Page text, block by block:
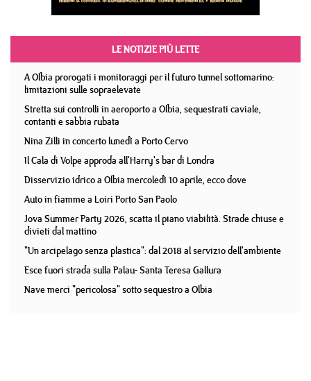
LE NOTIZIE PIÙ LETTE
A Olbia prorogati i monitoraggi per il futuro tunnel sottomarino:
limitazioni sulle sopraelevate
Stretta sui controlli in aeroporto a Olbia, sequestrati caviale,
contanti e sabbia rubata
Nina Zilli in concerto lunedì a Porto Cervo
Il Cala di Volpe approda all'Harry's bar di Londra
Disservizio idrico a Olbia mercoledì 10 aprile, ecco dove
Auto in fiamme a Loiri Porto San Paolo
Jova Summer Party 2026, scatta il piano viabilità. Strade chiuse e
divieti dal mattino
"Un arcipelago senza plastica": dal 2018 al servizio dell'ambiente
Esce fuori strada sulla Palau- Santa Teresa Gallura
Nave merci "pericolosa" sotto sequestro a Olbia